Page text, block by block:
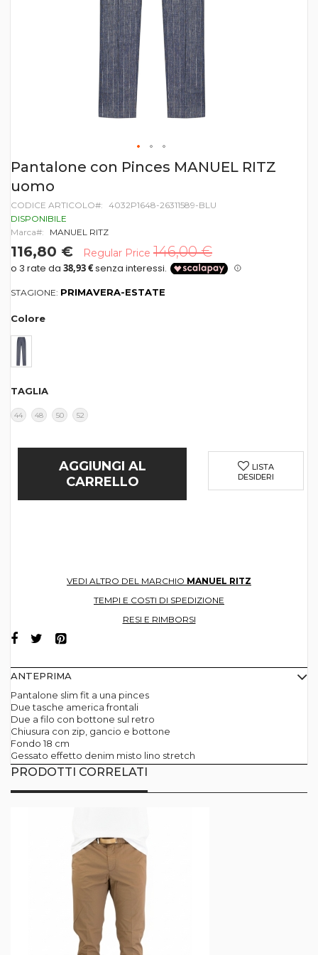
Vai
all'inizio
della
di
immagini
Pantalone con Pinces MANUEL RITZ
uomo
CODICE ARTICOLO
4032P1648-26311589-BLU
DISPONIBILE
Marca
MANUEL RITZ
116,80 € Regular Price 146,00 €
STAGIONE: PRIMAVERA-ESTATE
Colore
TAGLIA
44 48 50 52
AGGIUNGI AL
CARRELLO
LISTA
DESIDERI
VEDI ALTRO DEL MARCHIO MANUEL RITZ
TEMPI E COSTI DI SPEDIZIONE
RESI E RIMBORSI
ANTEPRIMA
Pantalone slim fit a una pinces
Due tasche america frontali
Due a filo con bottone sul retro
Chiusura con zip, gancio e bottone
Fondo 18 cm
Gessato effetto denim misto lino stretch
PRODOTTI CORRELATI